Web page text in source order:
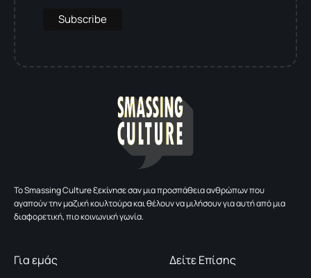
To Smassing Culture ξεκίνησε σαν μια προσπάθεια ανθρώπων που
αγαπούν την μαζική κουλτούρα και θέλουν να μιλήσουν για αυτή από μια
διαφορετική, πιο κοινωνική γωνία.
Για εμάς Δείτε Επίσης